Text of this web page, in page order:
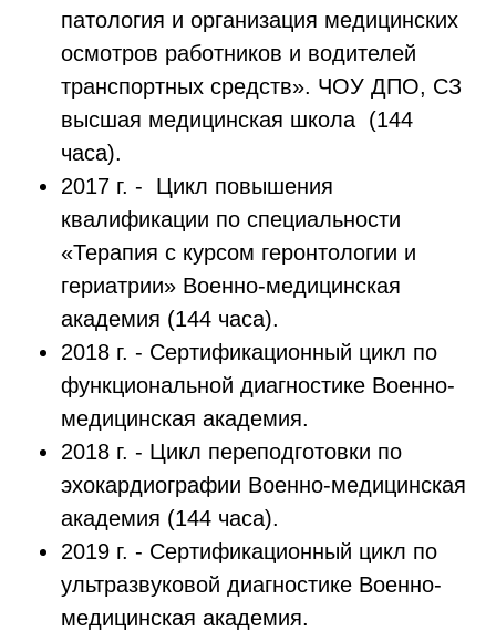
патология и организация медицинских
осмотров работников и водителей
транспортных средств». ЧОУ ДПО, СЗ
высшая медицинская школа (144
часа).
2017 г. - Цикл повышения
квалификации по специальности
«Терапия с курсом геронтологии и
гериатрии» Военно-медицинская
академия (144 часа).
2018 г. - Сертификационный цикл по
функциональной диагностике Военно-
медицинская академия.
2018 г. - Цикл переподготовки по
эхокардиографии Военно-медицинская
академия (144 часа).
2019 г. - Сертификационный цикл по
ультразвуковой диагностике Военно-
медицинская академия.